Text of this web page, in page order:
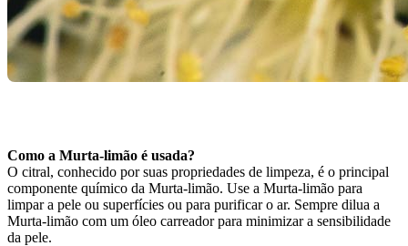
Como a Murta-limão é usada?
O citral, conhecido por suas propriedades de limpeza, é o principal
componente químico da Murta-limão. Use a Murta-limão para
limpar a pele ou superfícies ou para purificar o ar. Sempre dilua a
Murta-limão com um óleo carreador para minimizar a sensibilidade
da pele.